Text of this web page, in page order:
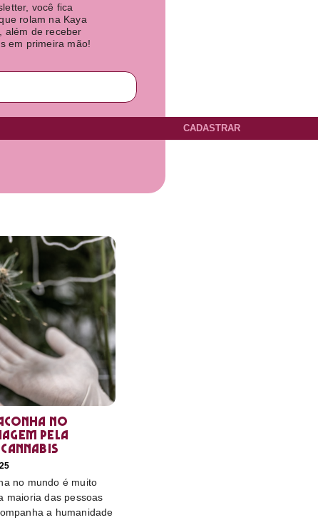
você fica
rolam na Kaya
além de receber
em primeira mão!
CADASTRAR
no
pela
no mundo é muito
maioria das pessoas
a humanidade